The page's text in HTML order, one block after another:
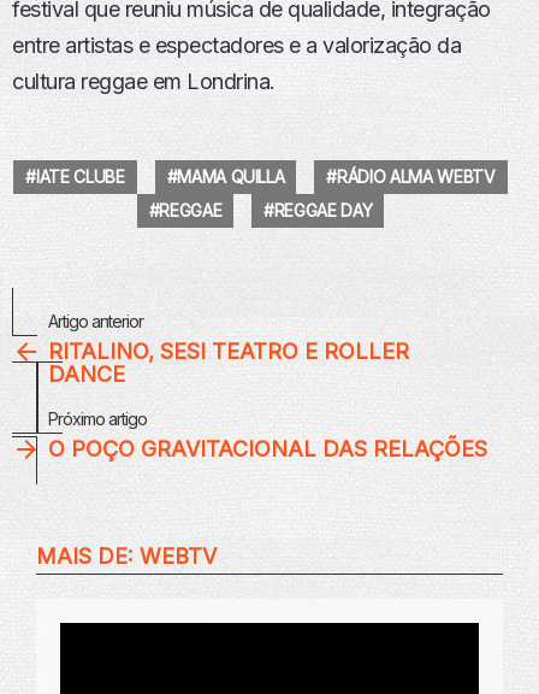
festival que reuniu música de qualidade, integração
entre artistas e espectadores e a valorização da
cultura reggae em Londrina.
IATE CLUBE MAMA QUILLA
RÁDIO ALMA WEBTV
REGGAE
REGGAE DAY
MaisArtigo anterior
RITALINO, SESI TEATRO E ROLLER
DANCE
Próximo artigo
O POÇO GRAVITACIONAL DAS RELAÇÕES
MAIS DE: WEBTV